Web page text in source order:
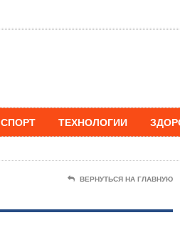
СПОРТ ТЕХНОЛОГИИ
ВЕРНУТЬСЯ НА ГЛАВНУЮ